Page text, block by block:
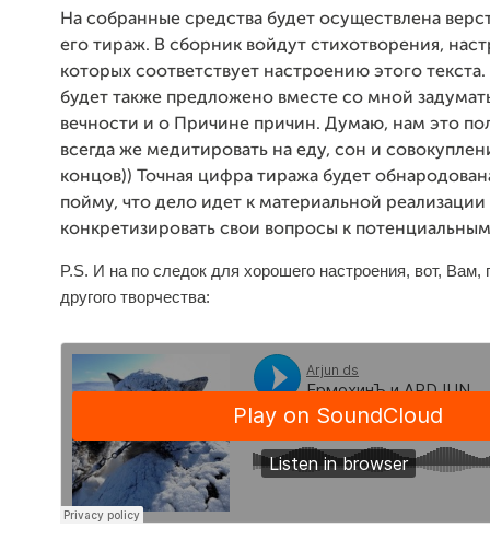
На собранные средства будет осуществлена
его тираж. В сборник войдут стихотворения,
которых соответствует настроению этого
будет также предложено вместе со мной
вечности и о Причине причин. Думаю, нам это
всегда же медитировать на еду, сон и
концов)) Точная цифра тиража будет
пойму, что дело идет к материальной реализации
конкретизировать свои вопросы к
P.S. И на по следок для хорошего настроения, вот, Вам,
другого творчества: